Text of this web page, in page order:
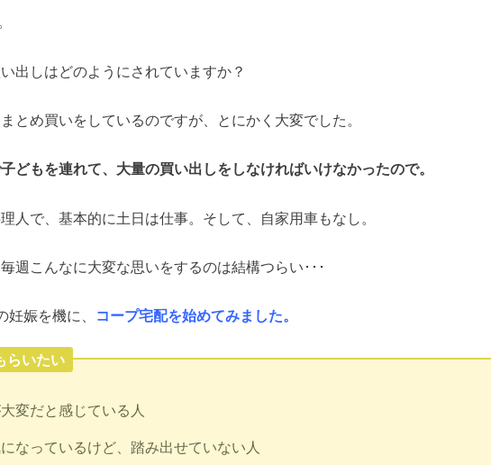
出しはどのようにされていますか？
とめ買いをしているのですが、とにかく大変でした。
どもを連れて、大量の買い出しをしなければいけなかったので。
人で、基本的に土日は仕事。そして、自家用車もなし。
週こんなに大変な思いをするのは結構つらい･･･
娠を機に、 コープ宅配を始めてみました。
らいたい
変だと感じている人
なっているけど、踏み出せていない人